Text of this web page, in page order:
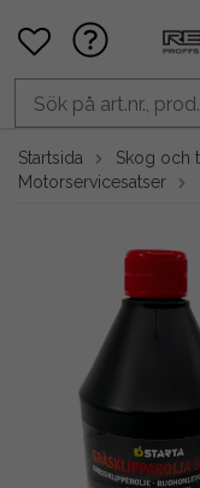
Startsida Skog och
Motorservicesatser